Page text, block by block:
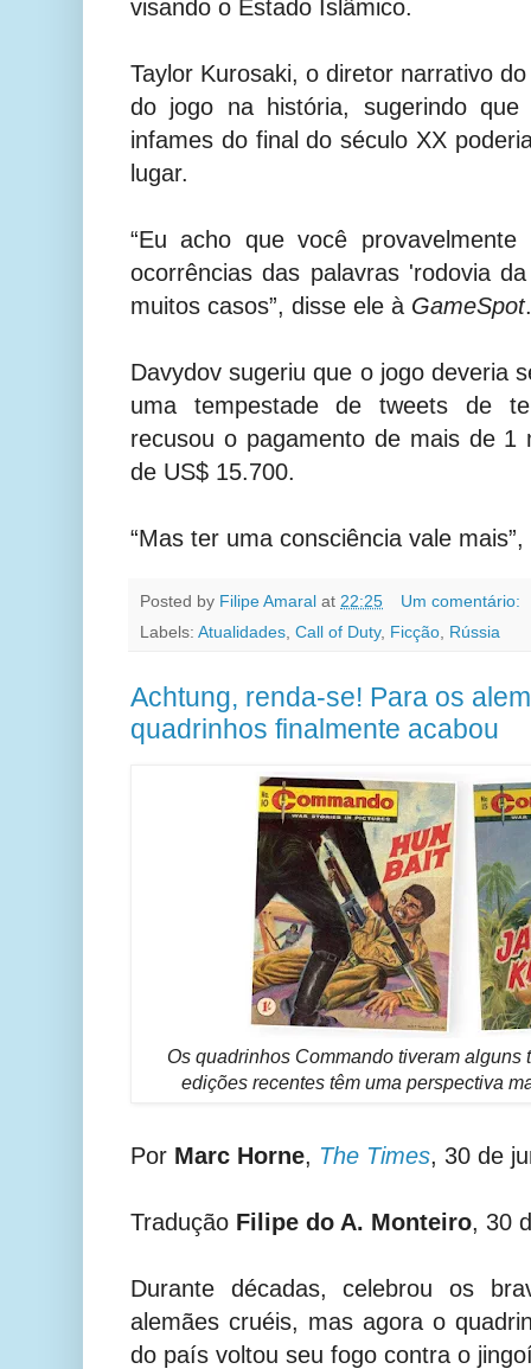
visando o Estado Islâmico.
Taylor Kurosaki, o diretor narrativo
do jogo na história, sugerindo
infames do final do século XX
lugar.
“Eu acho que você provavelmente
ocorrências das palavras 'rodovia
muitos casos”, disse ele à GameSpot.
Davydov sugeriu que o jogo deveria
uma tempestade de tweets de
recusou o pagamento de mais de 1
de US$ 15.700.
“Mas ter uma consciência vale
Posted by Filipe Amaral at 22:25
Um comentário:
Labels: Atualidades, Call of Duty, Ficção, Rússia
Achtung, renda-se! Para os
quadrinhos finalmente acabou
Os quadrinhos Commando tiveram alguns
edições recentes têm uma perspectiva
Por Marc Horne, The Times, 30 de
Tradução Filipe do A. Monteiro, 30
Durante décadas, celebrou os
alemães cruéis, mas agora o
do país voltou seu fogo contra o